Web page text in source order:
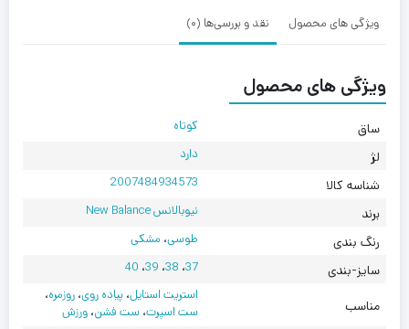
ویژگی های محصول نقد و بررسی‌ها (0)
ویژگی های محصول
ساق کوتاه
لژ دارد
شناسه کالا 2007484934573
برند نیوبالانس New Balance
رنگ بندی طوسی، مشکی
سایز-بندی 37، 38، 39، 40
مناسب
استریت استایل،پیاده روی،روزمره،
ست اسپرت،ست فشن،ورزش